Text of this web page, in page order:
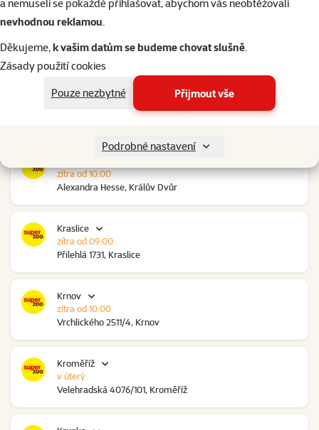
a nemuseli se pokaždé přihlašovat, abychom vás neobtěžovali
nevhodnou reklamou.
Děkujeme,k vašim datům se budeme chovat slušně.
Zásady použití cookies
Pouze nezbytné
Přijmout vše
Podrobné nastavení
Kolín Ovčáry
Ovčáry 304, Ovčáry
Kozomín
Alexandra Hesse, Králův Dvůr
zítra od 10:00
Kraslice
Přilehlá 1731, Kraslice
zítra od 09:00
Krnov
Vrchlického 2511/4, Krnov
zítra od 10:00
Kroměříž
Velehradská 4076/101, Kroměříž
v úterý